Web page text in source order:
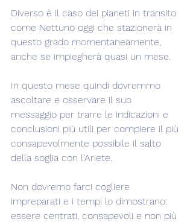
Diverso è il caso dei pianeti in transito
come Nettuno oggi che stazionerà in
questo grado momentaneamente,
anche se impiegherà quasi un mese.
In questo mese quindi dovremmo
ascoltare e osservare il suo
messaggio per trarre le indicazioni e
conclusioni più utili per compiere il più
consapevolmente possibile il salto
della soglia con l'Ariete.
Non dovremo farci cogliere
impreparati e i tempi lo dimostrano:
essere centrati, consapevoli e non più